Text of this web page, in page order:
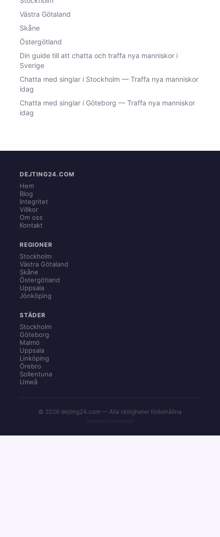
Västra Götaland
Skåne
Östergötland
Din guide till att chatta och traffa nya manniskor i
Sverige
Chatta med singlar i Stockholm — Traffa nya manniskor
idag
Chatta med singlar i Göteborg — Traffa nya manniskor
idag
DEJTING24.COM
Hem
Blog
Integritet
Villkor
Om oss
Kontakt
REGIONER
Stockholm
Västra Götaland
Skåne
Östergötland
Uppsala
Jönköping
STÄDER
Stockholm
Göteborg
Malmö
Uppsala
Linköping
Örebro
Sollentuna
Umeå
© 2026 dejting24.com — Alla rättigheter förbehållna